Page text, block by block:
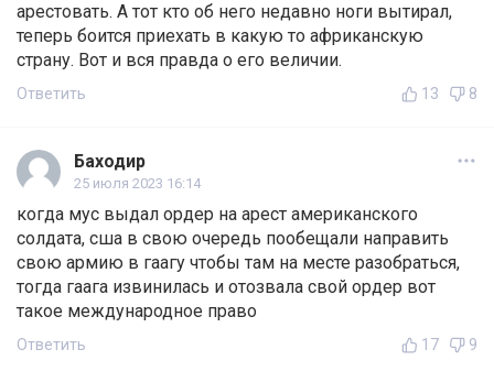
арестовать. А тот кто об него недавно ноги вытирал,
теперь боится приехать в какую то африканскую
страну. Вот и вся правда о его величии.
Ответить 13 8
Баходир
25 июля 2023 16:14
когда мус выдал ордер на арест американского
солдата, сша в свою очередь пообещали направить
свою армию в гаагу чтобы там на месте разобраться,
тогда гаага извинилась и отозвала свой ордер вот
такое международное право
Ответить 17 9